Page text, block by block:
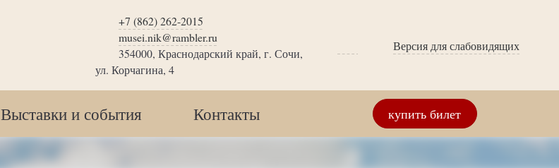
+7 (862) 262-2015
musei.nik@rambler.ru
354000, Краснодарский край, г. Сочи,
ул. Корчагина, 4
Версия для слабовидящих
Выставки и события Контакты купить билет